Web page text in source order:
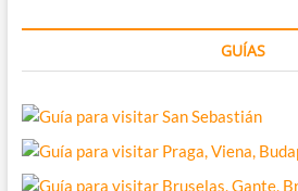
dónde
GUÍAS